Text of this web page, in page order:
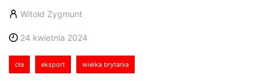
Witold Zygmunt
24 kwietnia 2024
cła eksport wielka brytania